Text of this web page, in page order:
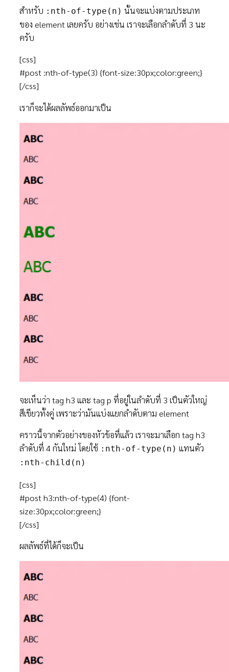
สำหรับ :nth-of-type(n) นั้นจะแบ่งตามประเภท
ของ element เลยครับ อย่างเช่น เราจะเลือกลำดับที่ 3 นะ
ครับ
[css]
#post :nth-of-type(3) {font-size:30px;color:green;}
[/css]
เราก็จะได้ผลลัพธ์ออกมาเป็น
จะเห็นว่า tag h3 และ tag p ที่อยู่ในลำดับที่ 3 เป็นตัวใหญ่
สีเขียวทั้งคู่ เพราะว่ามันแบ่งแยกลำดับตาม element
คราวนี้จากตัวอย่างของหัวข้อที่แล้ว เราจะมาเลือก tag h3
ลำดับที่ 4 กันใหม่ โดยใช้ :nth-of-type(n) แทนตัว
:nth-child(n)
[css]
#post h3:nth-of-type(4) {font-
size:30px;color:green;}
[/css]
ผลลัพธ์ที่ได้ก็จะเป็น